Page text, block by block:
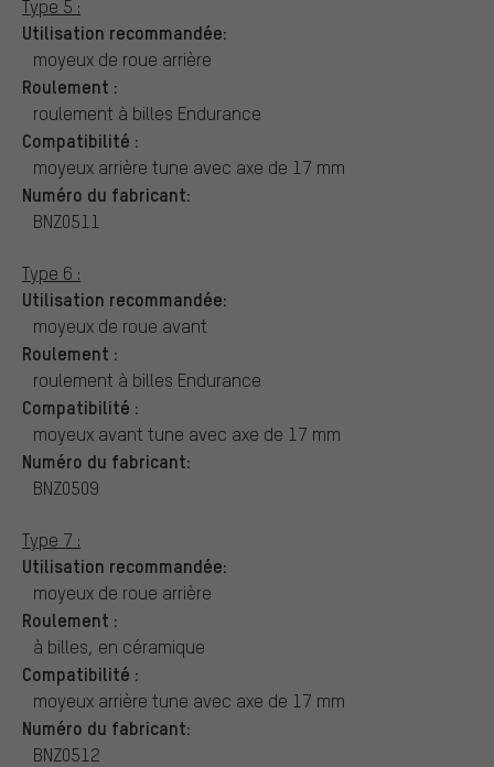
Type 5 :
Utilisation recommandée:
moyeux de roue arrière
Roulement :
roulement à billes Endurance
Compatibilité :
moyeux arrière tune avec axe de 17 mm
Numéro du fabricant:
BNZ0511
Type 6 :
Utilisation recommandée:
moyeux de roue avant
Roulement :
roulement à billes Endurance
Compatibilité :
moyeux avant tune avec axe de 17 mm
Numéro du fabricant:
BNZ0509
Type 7 :
Utilisation recommandée:
moyeux de roue arrière
Roulement :
à billes, en céramique
Compatibilité :
moyeux arrière tune avec axe de 17 mm
Numéro du fabricant:
BNZ0512